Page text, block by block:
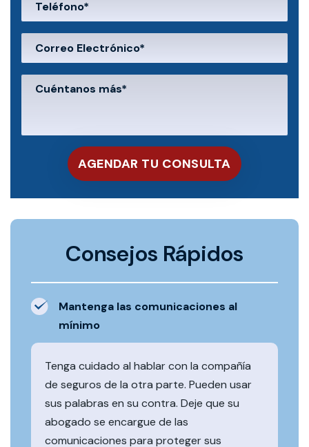
Consejos Rápidos
Mantenga las comunicaciones al
mínimo
Tenga cuidado al hablar con la compañía
de seguros de la otra parte. Pueden usar
sus palabras en su contra. Deje que su
abogado se encargue de las
comunicaciones para proteger sus